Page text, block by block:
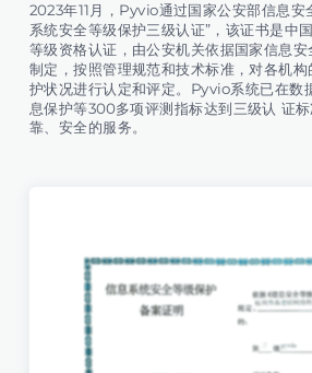
2023年11月，Pyvio通过国家公安部信息安
系统安全等级保护三级认证”，该证书是中
等级资格认证，由公安机关依据国家信息
制定，按照管理规范和技术标准，对各机
护状况进行认定和评定。Pyvio系统已在数
息保护等300多项评测指标达到三级认 证
靠、安全的服务。